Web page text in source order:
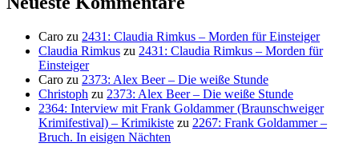
Caro zu 2431: Claudia Rimkus – Morden für Einsteiger
Claudia Rimkus zu 2431: Claudia Rimkus – Morden für
Einsteiger
Caro zu 2373: Alex Beer – Die weiße Stunde
Christoph zu 2373: Alex Beer – Die weiße Stunde
2364: Interview mit Frank Goldammer (Braunschweiger
Krimifestival) – Krimikiste zu 2267: Frank Goldammer –
Bruch. In eisigen Nächten